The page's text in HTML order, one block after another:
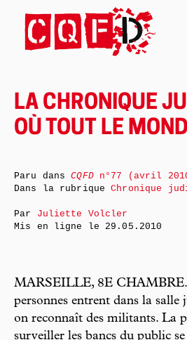
LA CHRONIQUE
OÙ TOUT LE
MARSEILLE, 8E CHAMBRE.
personnes entrent dans la salle
on reconnaît des militants. La
surveiller les bancs du public
Paru dansCQFDn°77 (avril
Dans la rubriqueChronique
Par Juliette Volcler
Mis en ligne le 29.05.2010